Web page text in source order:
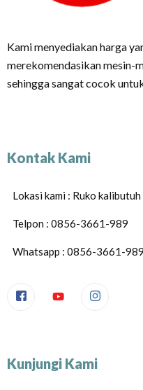
Kami menyediakan harga
merekomendasikan mesin-
sehingga sangat cocok
Kontak Kami
Lokasi kami : Ruko
Telpon : 0856-3661-989
Whatsapp : 0856-3661-989
Kunjungi Kami